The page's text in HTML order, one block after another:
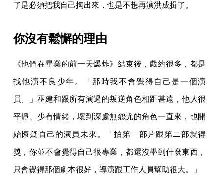
了是必須把我自己掏出來，也是不想再演洪成揖了。
你沒有鬆懈的理由
《他們在畢業的前一天爆炸》結束後，戲約很多，都是
找他演不良少年。「那時我不會覺得自己是一個演
員。」巫建和跟所有演過的叛逆角色相距甚遠，他人很
平靜、少有情緒，壞到深處無怨尤的角色一直來，也開
始懷疑自己的演員未來。「拍第一部片跟第二部就得
獎，你並不會覺得自己很專業，都還沒學到什麼東西，
只會覺得那個劇本很好，導演跟工作人員幫助很大。」